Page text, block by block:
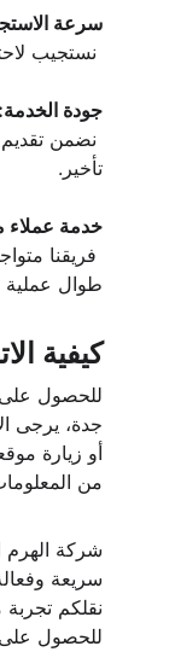
سرعة
جودة الخدمة:
نضمن
تأخير.
خدمة عملاء
فريقنا
طوال عملية
كيفية
للحصول
جدة، يرجى
أو زيارة
من
شركة
سريعة
نقلكم تجربة
للحصول على